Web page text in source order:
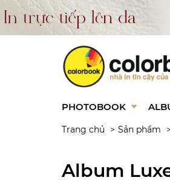
PHOTOBOOK
Trang chủ Sản phẩm
Album